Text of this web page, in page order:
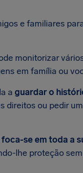
e familiares
monitorizar
em família ou
a guardar o
direitos ou pedir
se em toda a
lhe proteção